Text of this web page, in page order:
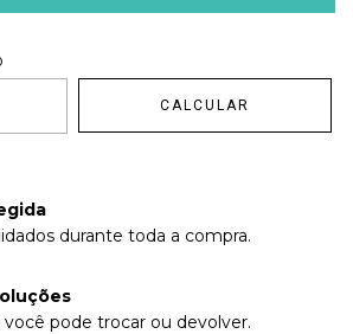
CALCULAR
durante toda a compra.
você pode trocar ou devolver.